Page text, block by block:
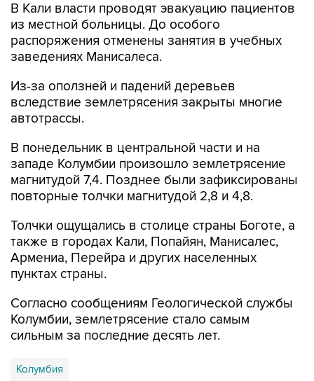
В Кали власти проводят эвакуацию пациентов
из местной больницы. До особого
распоряжения отменены занятия в учебных
заведениях Манисалеса.
Из-за оползней и падений деревьев
вследствие землетрясения закрыты многие
автотрассы.
В понедельник в центральной части и на
западе Колумбии произошло землетрясение
магнитудой 7,4. Позднее были зафиксированы
повторные толчки магнитудой 2,8 и 4,8.
Толчки ощущались в столице страны Боготе, а
также в городах Кали, Попайян, Манисалес,
Армениа, Перейра и других населенных
пунктах страны.
Согласно сообщениям Геологической службы
Колумбии, землетрясение стало самым
сильным за последние десять лет.
Колумбия